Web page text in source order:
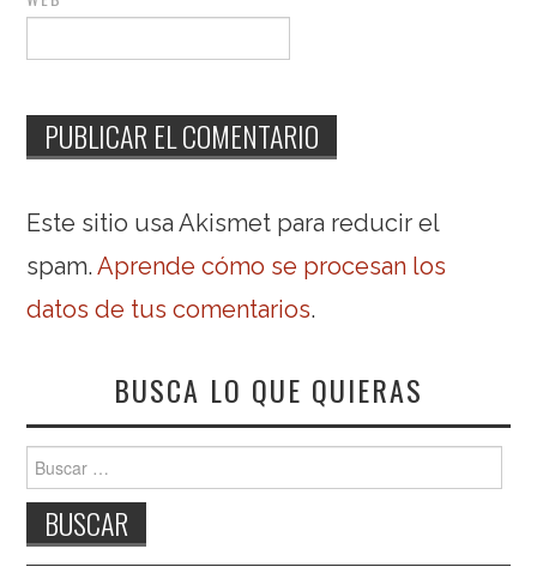
Este sitio usa Akismet para reducir el
spam.Aprende cómo se procesan los
datos de tus comentarios.
BUSCA LO QUE QUIERAS
Buscar: